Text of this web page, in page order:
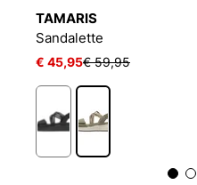
TAMARIS
Sandalette
€ 45,95€ 59,95